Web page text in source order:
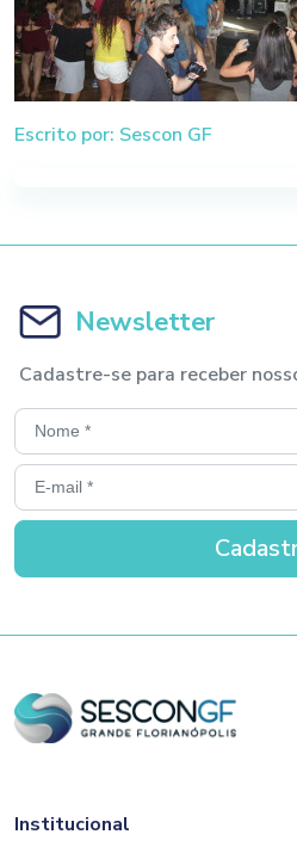
Escrito por: Sescon GF
Newsletter
Cadastre-se para receber
Institucional